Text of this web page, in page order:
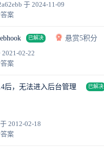
于 2024-11-09
案
已解决
悬赏5积分
2021-02-22
案
后，无法进入后台管理
已解决
于 2012-02-18
案